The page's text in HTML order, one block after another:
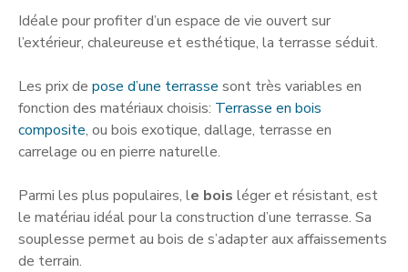
Idéale pour profiter d’un espace de vie ouvert sur
l’extérieur, chaleureuse et esthétique, la terrasse séduit.
Les prix de pose d’une terrasse sont très variables en
fonction des matériaux choisis: Terrasse en bois
composite, ou bois exotique, dallage, terrasse en
carrelage ou en pierre naturelle.
Parmi les plus populaires, le bois léger et résistant, est
le matériau idéal pour la construction d’une terrasse. Sa
souplesse permet au bois de s’adapter aux affaissements
de terrain.